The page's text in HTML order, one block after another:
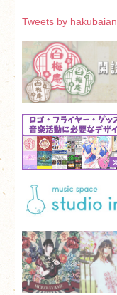
Tweets by hakubaian